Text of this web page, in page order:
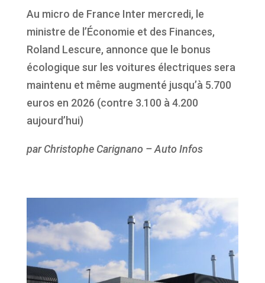
Au micro de France Inter mercredi, le
ministre de l’Économie et des Finances,
Roland Lescure, annonce que le bonus
écologique sur les voitures électriques sera
maintenu et même augmenté jusqu’à 5.700
euros en 2026 (contre 3.100 à 4.200
aujourd’hui)
par Christophe Carignano – Auto Infos